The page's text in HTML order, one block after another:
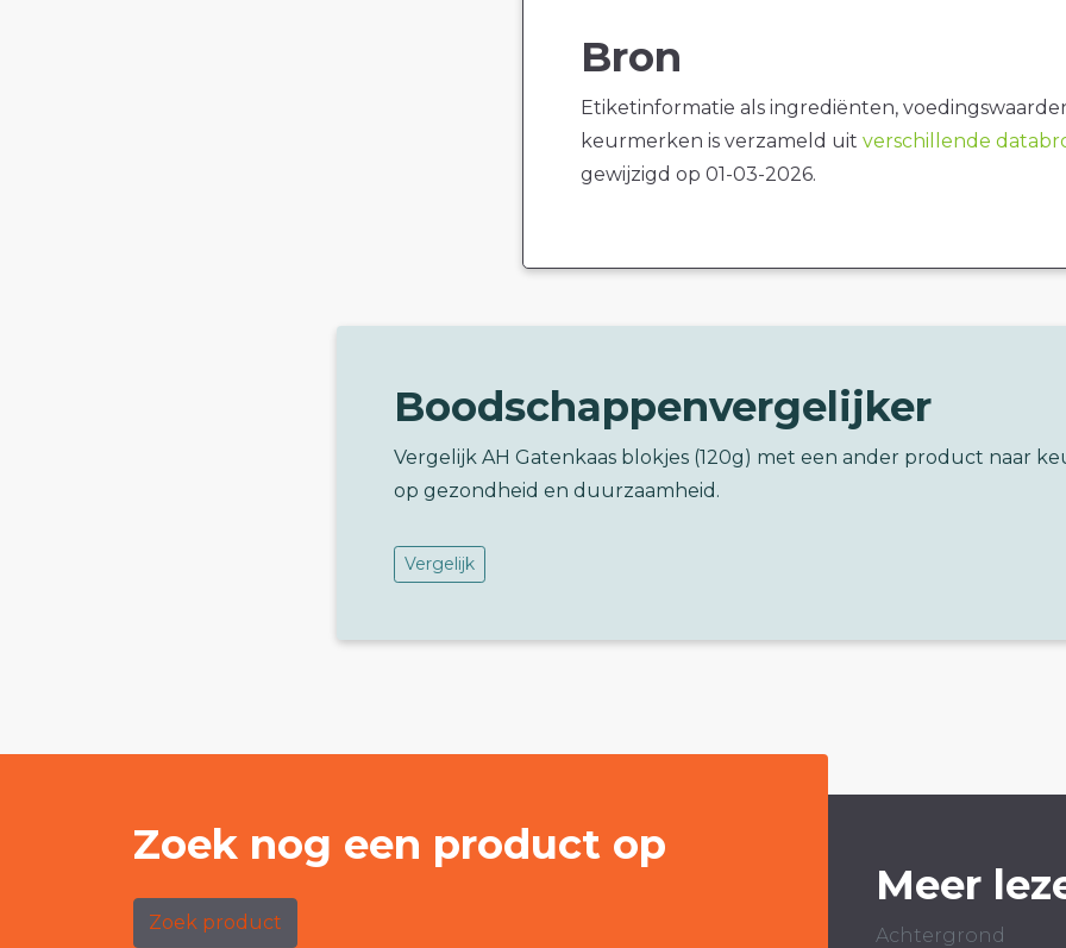
Bron
Etiketinformatie als ingrediënten,
keurmerken is verzameld uit verschillende
gewijzigd op 01-03-2026.
Boodschappenvergelijker
Vergelijk AH Gatenkaas blokjes (120g) met een ander product naar
op gezondheid en duurzaamheid.
Vergelijk
Zoek nog een product op
Zoek product
Meer
Achtergrond